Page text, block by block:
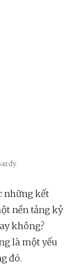
những kết
nền tảng kỷ
không?
là một yếu
đó.